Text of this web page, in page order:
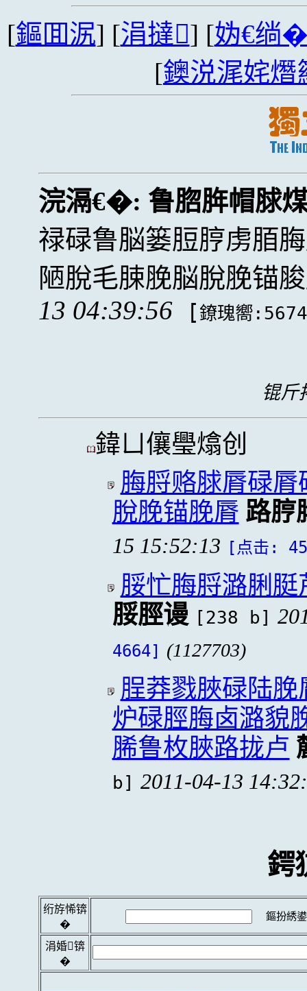
[鏂囬泦] [涓撻] [妫€绱
[鐭涚浘姹熸
浣滆€�: 鲁脗脌帽脙
禄碌鲁脳篓脰脝虏脜
陋脫毛脨脕脳脫脕锚
13 04:39:56
[鐐瑰嚮
锟斤
鍏ㄩ儴璺熻创
脢脟赂脙脣碌
脫脕锚脕脣 路脝
15 15:52:13 [点击:
脮忙脢脟潞脷
脮脛谩 [238 b]
4664] (1127703)
脭莽戮脥碌陆
炉碌脛脢卤潞貌
脪鲁枚脥路拢卢
b] 2011-04-13
鍔
绗斿悕锛
�
鏂扮綉
涓婚锛
�